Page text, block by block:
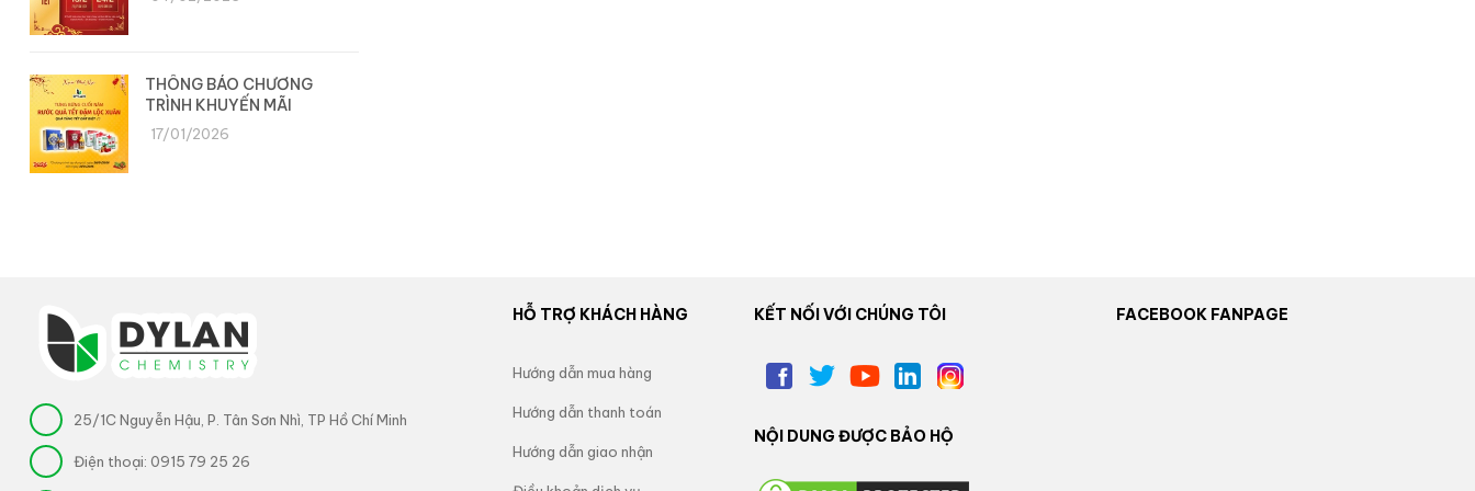
THÔNG BÁO CHƯƠNG
TRÌNH KHUYẾN MÃI
17/01/2026
25/1C Nguyễn Hậu, P. Tân Sơn Nhì, TP Hồ Chí Minh
Điện thoại: 0915 79 25 26
HỖ TRỢ KHÁCH HÀNG
Hướng dẫn mua hàng
Hướng dẫn thanh toán
Hướng dẫn giao nhận
KẾT NỐI VỚI CHÚNG TÔI
NỘI DUNG ĐƯỢC BẢO HỘ
FACEBOOK FANPAGE